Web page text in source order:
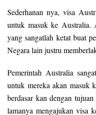
Sederhanan nya, visa
untuk masuk ke Australia.
yang sangatlah ketat buat
Negara lain justru
Pemerintah Australia
untuk mereka akan masuk
berdasar kan dengan
lamanya mengajukan visa